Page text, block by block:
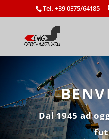
Tel. +39 0375/64185
Dal 1945 ad